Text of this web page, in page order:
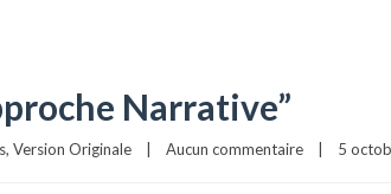
Narrative”
, Version Originale Aucun commentaire 5